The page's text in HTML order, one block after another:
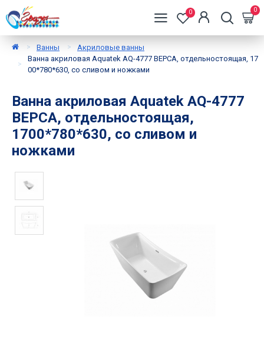
0 0
Ванны
Акриловые ванны
Ванна акриловая Aquatek AQ-4777 ВЕРСА, отдельностоящая, 17
00*780*630, со сливом и ножками
Ванна акриловая Aquatek AQ-4777
ВЕРСА, отдельностоящая,
1700*780*630, со сливом и
ножками